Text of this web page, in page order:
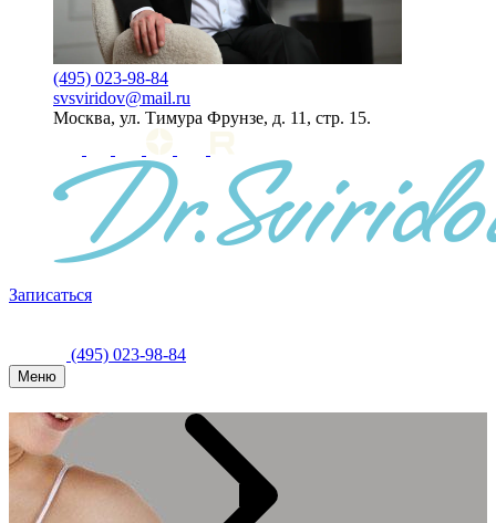
(495) 023-98-84
svsviridov@mail.ru
Москва, ул. Тимура Фрунзе, д. 11, стр. 15.
Записаться
(495) 023-98-84
Меню